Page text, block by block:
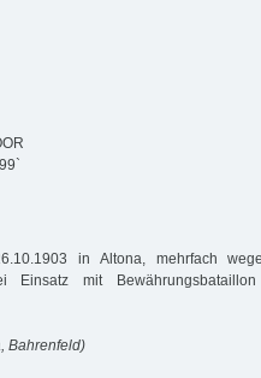
in Altona, mehrfach
Einsatz mit
Bahrenfeld)